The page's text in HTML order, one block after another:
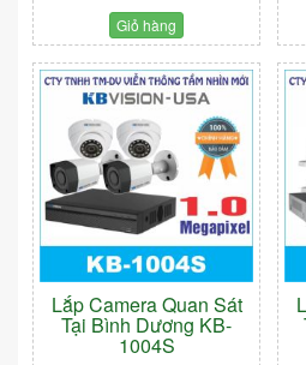
Giỏ hàng
Lắp Camera Quan Sát
Tại Bình Dương KB-
1004S